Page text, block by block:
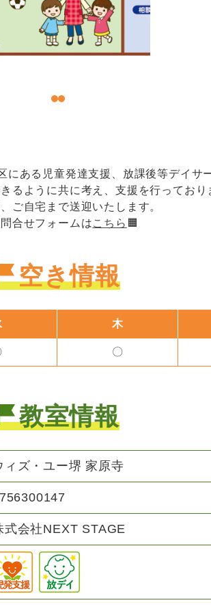
ある児童発達支援、放課後等デイサ
るように共に考え、支援を行っており
ご自宅まで送迎いたします。
合せフォームはこちら 🟧
空き情報
木
〇
教室情報
ィズ・ユー堺 家原寺
式会社NEXT STAGE